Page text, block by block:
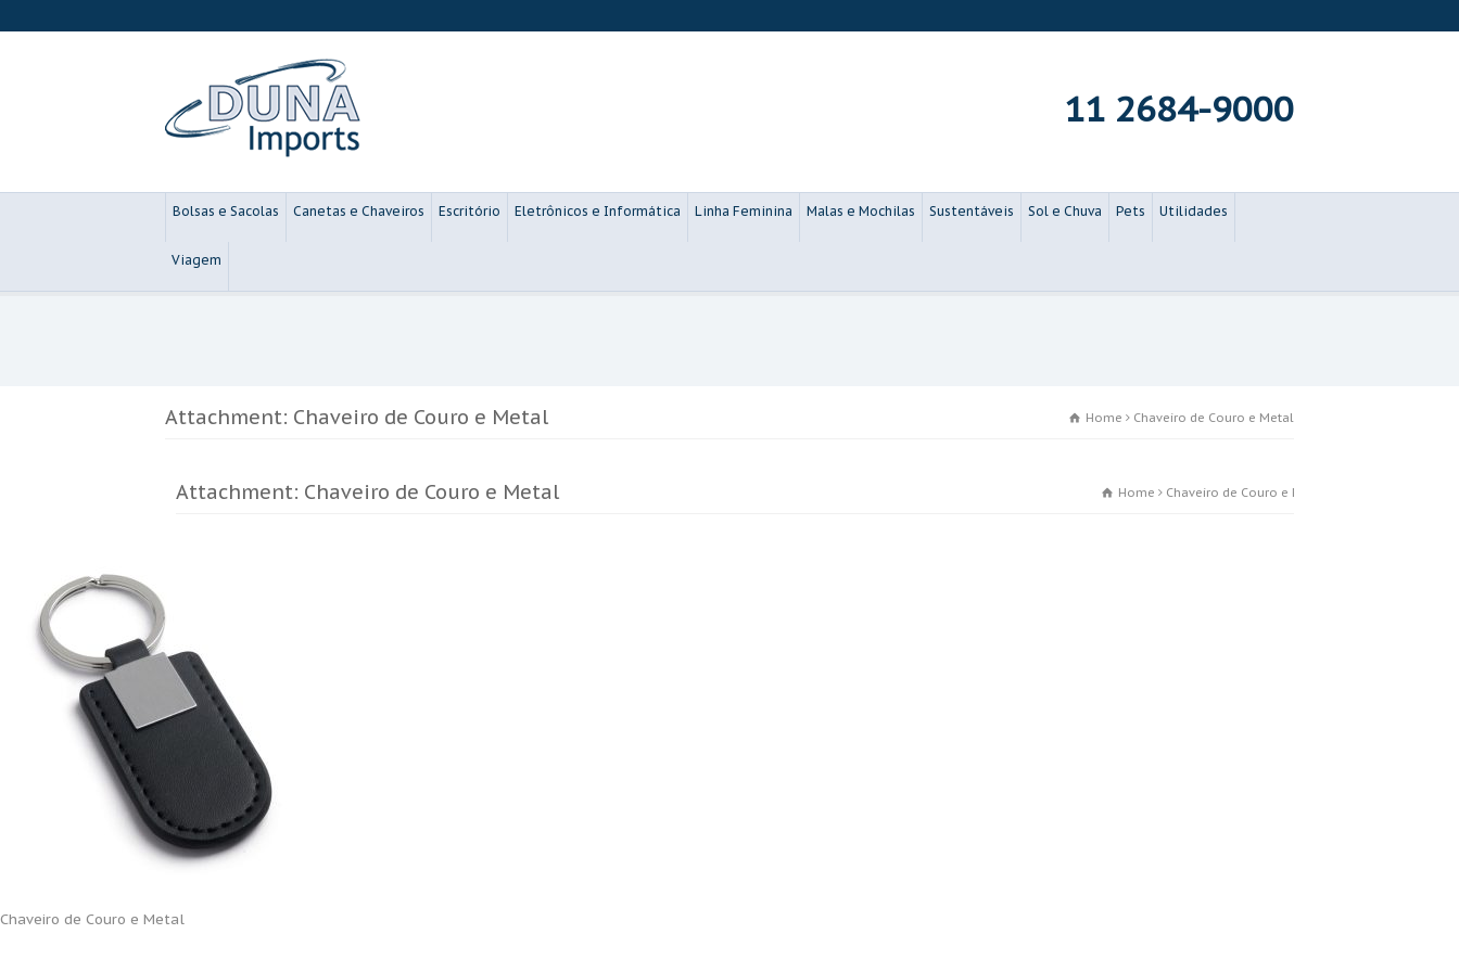
11 2684-9000
Bolsas e Sacolas Canetas e Chaveiros Escritório Eletrônicos e Informática Linha Feminina Malas e Mochilas Sustentáveis Sol e Chuva Pets Utilidades
Viagem
Attachment: Chaveiro de Couro e Metal Home Chaveiro de Couro e Metal
Attachment: Chaveiro de Couro e Metal Home Chaveiro de Couro e Metal
Chaveiro de Couro e Metal